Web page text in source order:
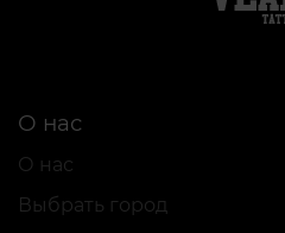
О нас
О нас
Выбрать город